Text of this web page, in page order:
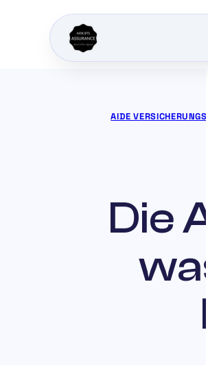
AIDE
Die